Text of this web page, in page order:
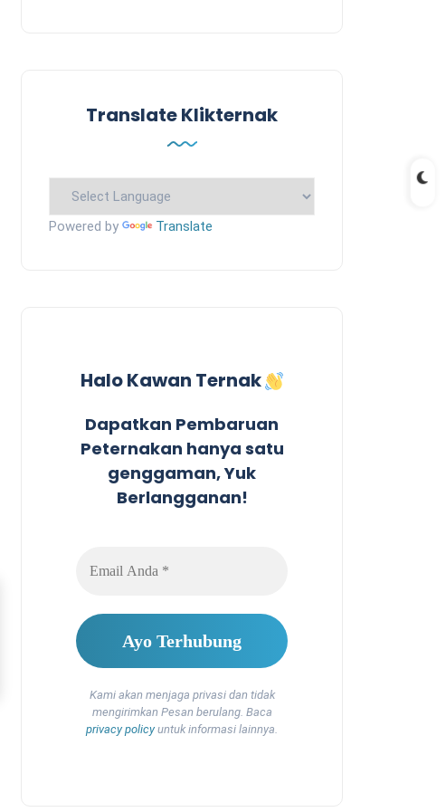
Translate Klikternak
Powered by Translate
Halo Kawan Ternak
Dapatkan Pembaruan
Peternakan hanya satu
genggaman, Yuk
Berlangganan!
Kami akan menjaga privasi dan tidak
mengirimkan Pesan berulang. Baca
privacy policyuntuk informasi lainnya.